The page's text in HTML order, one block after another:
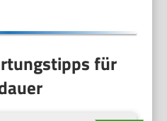
für